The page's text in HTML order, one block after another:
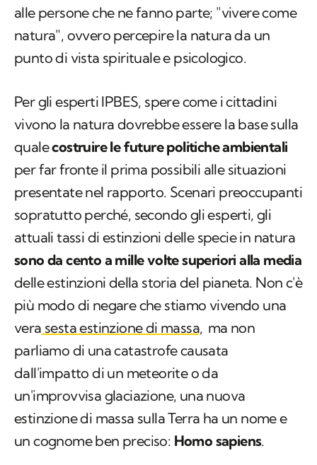
alle persone che ne fanno parte; "vivere come
natura", ovvero percepire la natura da un
punto di vista spirituale e psicologico.
Per gli esperti IPBES, spere come i cittadini
vivono la natura dovrebbe essere la base sulla
qualecostruire le future politiche ambientali
per far fronte il prima possibili alle situazioni
presentate nel rapporto. Scenari preoccupanti
sopratutto perché, secondo gli esperti, gli
attuali tassi di estinzioni delle specie in natura
sono da cento a mille volte superiori alla media
delle estinzioni della storia del pianeta. Non c'è
più modo di negare che stiamo vivendo una
vera sesta estinzione di massa, ma non
parliamo di una catastrofe causata
dall'impatto di un meteorite o da
un'improvvisa glaciazione, una nuova
estinzione di massa sulla Terra ha un nome e
un cognome ben preciso: Homo sapiens.